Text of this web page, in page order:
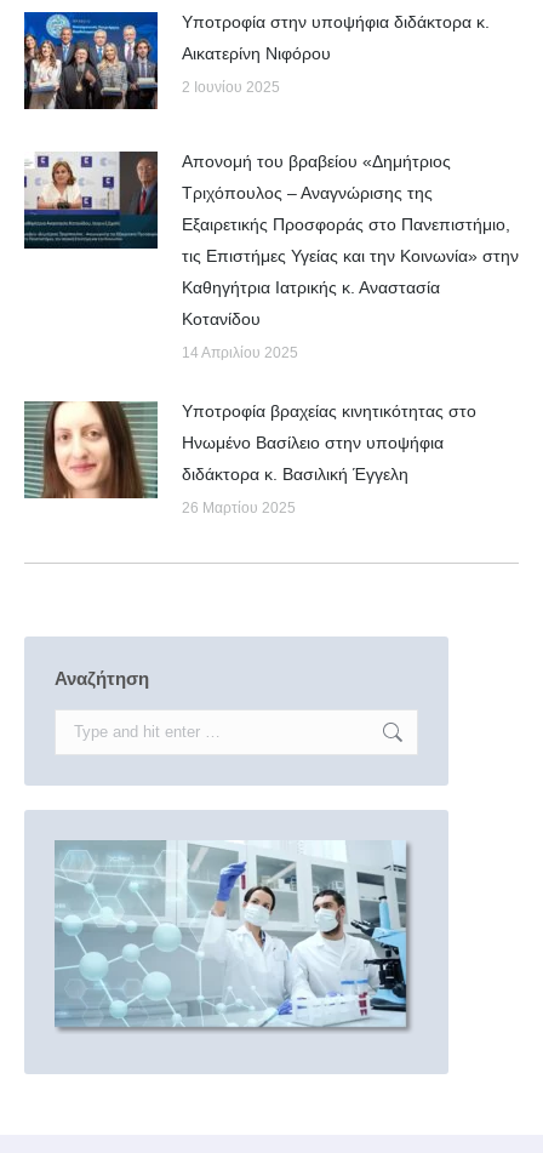
Yποτροφία στην υποψήφια διδάκτορα κ.
Αικατερίνη Νιφόρου
2 Ιουνίου 2025
Απονομή του βραβείου «Δημήτριος
Τριχόπουλος – Αναγνώρισης της
Εξαιρετικής Προσφοράς στο Πανεπιστήμιο,
τις Επιστήμες Υγείας και την Κοινωνία» στην
Καθηγήτρια Ιατρικής κ. Αναστασία
Κοτανίδου
14 Απριλίου 2025
Υποτροφία βραχείας κινητικότητας στο
Ηνωμένο Βασίλειο στην υποψήφια
διδάκτορα κ. Βασιλική Έγγελη
26 Μαρτίου 2025
Αναζήτηση
Search: